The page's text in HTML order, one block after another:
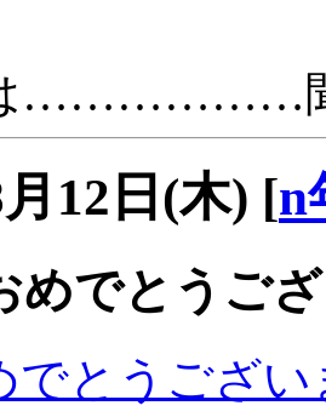
………………聞
12日(木) [n
めでとうご
でとうござ